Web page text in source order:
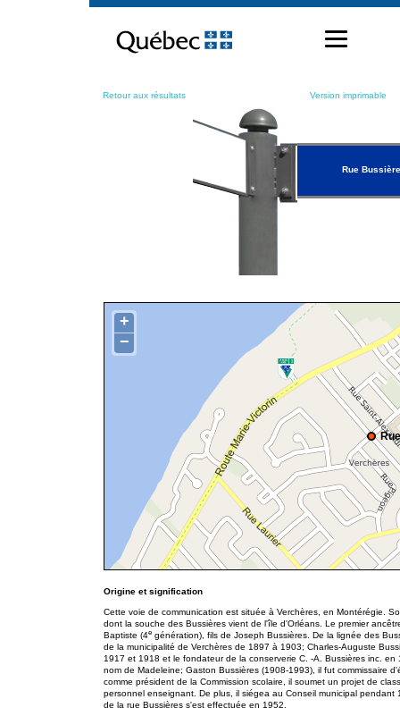
contenu
Retour aux résultats Version imprimable
Rue
+
−
Origine et signification
Cette voie de communication est située à Verchères, en Montérégie.
dont la souche des Bussières vient de l'île d'Orléans. Le premier
Baptiste (4e génération), fils de Joseph Bussières. De la lignée des
de la municipalité de Verchères de 1897 à 1903; Charles-Auguste
1917 et 1918 et le fondateur de la conserverie C. -A. Bussières inc.
nom de Madeleine; Gaston Bussières (1908-1993), il fut commissaire
comme président de la Commission scolaire, il soumet un projet de
personnel enseignant. De plus, il siégea au Conseil municipal
de la rue Bussières s'est effectuée en 1952.